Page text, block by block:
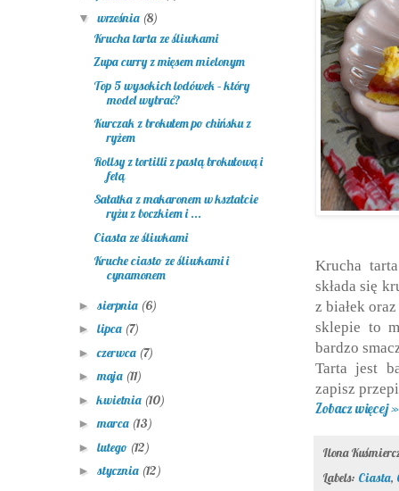
Krucha
składa się
z białek
sklepie to
bardzo
Tarta jest
zapisz
Zobacz więcej »
Ilona
Labels: Ciasta,
▼ września (8)
Krucha tarta ze śliwkami
Zupa curry z mięsem mielonym
Top 5 wysokich lodówek – który
model wybrać?
Kurczak z brokułem po chińsku z
ryżem
Rollsy z tortilli z pastą brokułową i
fetą
Sałatka z makaronem w kształcie
ryżu z boczkiem i ...
Ciasta ze śliwkami
Kruche ciasto ze śliwkami i
cynamonem
► sierpnia (6)
► lipca (7)
►czerwca (7)
►maja (11)
►kwietnia (10)
►marca (13)
► lutego (12)
► stycznia (12)